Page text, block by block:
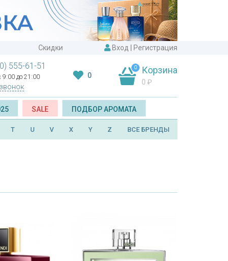
Скидки Вход Регистрация
555-61-51
9:00 до 21:00 0
0 Корзина
0 ₽
SALE ПОДБОР АРОМАТА
T U V X Y Z ВСЕ БРЕНДЫ